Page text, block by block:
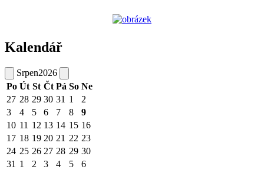
Kalendář
Srpen2026
Po Út St Čt Pá So Ne
27 28 29 30 31 1
2
3
4 5 6 7 8
9
10 11 12 13 14 15 16
17 18 19 20 21 22 23
24 25 26 27 28 29 30
31 1 2 3 4 5 6